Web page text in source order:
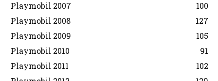
Playmobil 2007
100
Playmobil 2008
127
Playmobil 2009
105
Playmobil 2010
91
Playmobil 2011
102